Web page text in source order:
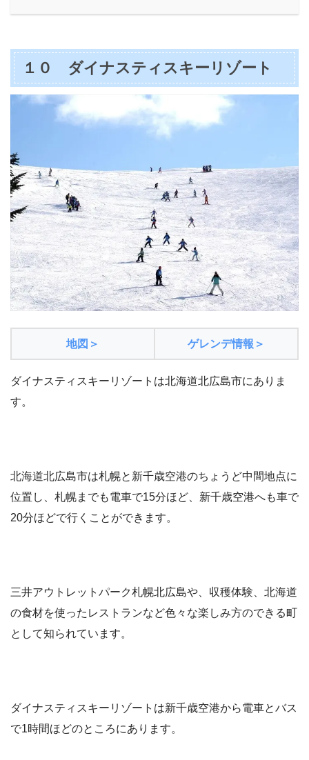
１０ ダイナスティスキーリゾート
地図＞ ゲレンデ情報＞
ダイナスティスキーリゾートは北海道北広島市にありま
す。
北海道北広島市は札幌と新千歳空港のちょうど中間地点に
位置し、札幌までも電車で15分ほど、新千歳空港へも車で
20分ほどで行くことができます。
三井アウトレットパーク札幌北広島や、収穫体験、北海道
の食材を使ったレストランなど色々な楽しみ方のできる町
として知られています。
ダイナスティスキーリゾートは新千歳空港から電車とバス
で1時間ほどのところにあります。